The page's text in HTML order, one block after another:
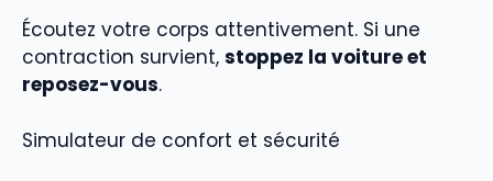
Écoutez votre corps attentivement. Si une
contraction survient, stoppez la voiture et
reposez-vous.
Simulateur de confort et sécurité